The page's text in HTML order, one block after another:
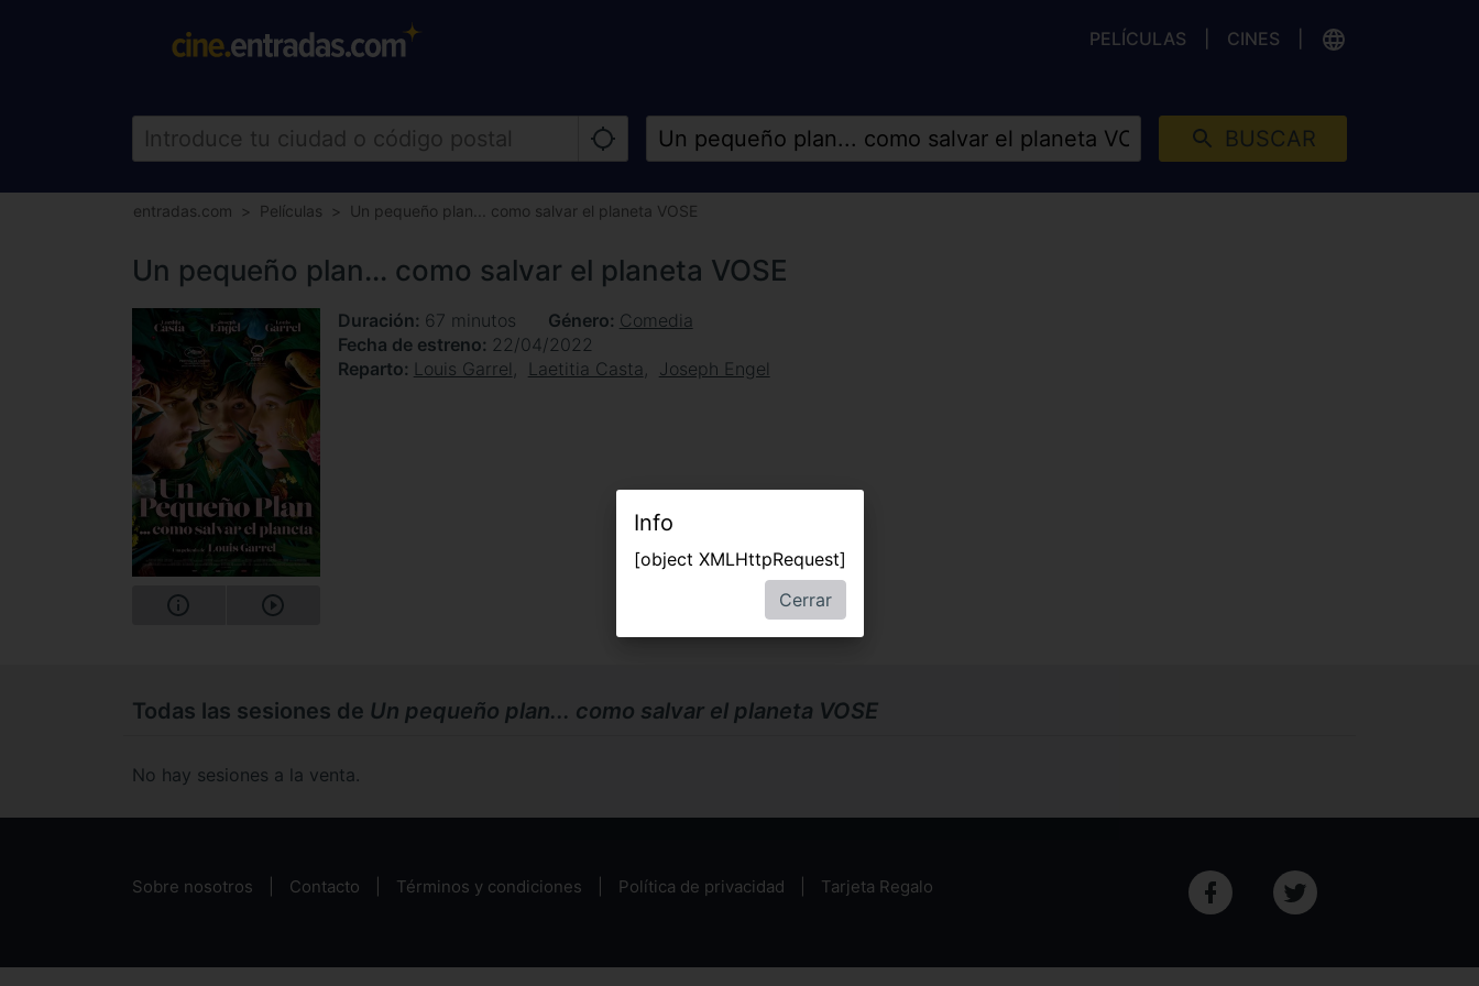
PELÍCULAS CINES
BUSCAR
entradas.com Películas Un pequeño plan... como salvar el planeta VOSE
Un pequeño plan... como salvar el planeta VOSE
Duración 67 minutos Género Comedia
Fecha de estreno 22/04/2022
Reparto Louis Garrel Laetitia Casta Joseph Engel
Todas las sesiones de Un pequeño plan... como salvar el planeta VOSE
No hay sesiones a la venta.
Sobre nosotros Contacto Términos y condiciones Política de privacidad Tarjeta Regalo
Info
[object XMLHttpRequest]
Cerrar